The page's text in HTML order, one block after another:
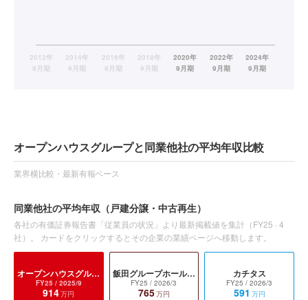
オープンハウスグループと同業他社の平均年収比較
業界横比較・最新有報ベース
同業他社の平均年収 （戸建分譲・中古再生）
各社の有価証券報告書「従業員の状況」より最新掲載値を集計（FY25 · 4
社）。 カードをクリックするとその企業の業績ページへ移動します。
オープンハウスグループ
FY25 / 2025/9
914万円
飯田グループホールディングス
FY25 / 2026/3
765万円
カチタス
FY25 / 2026/3
591 万円